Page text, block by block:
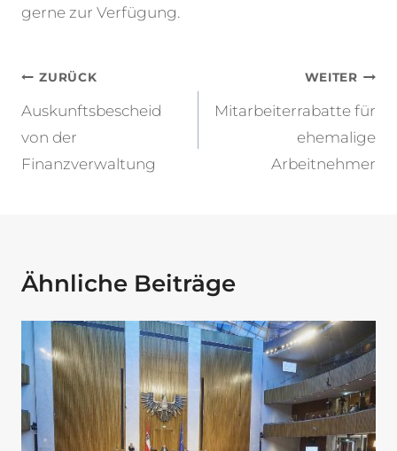
gerne zur Verfügung.
Beitragsnavigation
ZURÜCK
Auskunftsbescheid
von der
Finanzverwaltung
WEITER
Mitarbeiterrabatte für
ehemalige
Arbeitnehmer
Ähnliche Beiträge